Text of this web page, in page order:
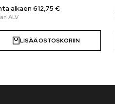
alkaen612,75 €
LISÄÄ OSTOSKORIIN